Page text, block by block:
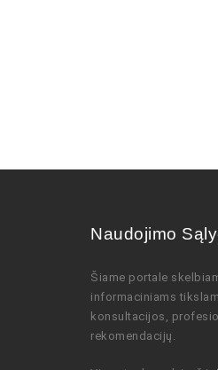
Naudojimo
Šiame portale
informaciniams
konsultacijos,
rekomendacijų .